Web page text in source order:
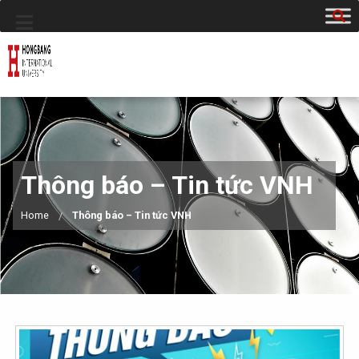
Thông báo – Tin tức VNH
Home Thông báo – Tin tức VNH